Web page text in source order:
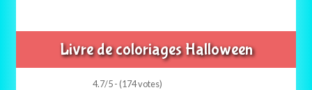
Livre de coloriages Halloween
4.7/5 - (174 votes)